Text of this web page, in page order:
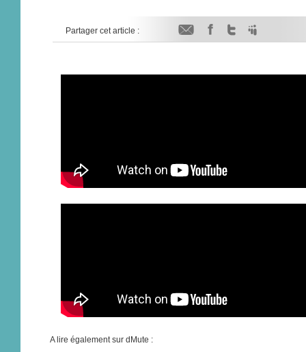
Partager cet article :
A lire également sur dMute :